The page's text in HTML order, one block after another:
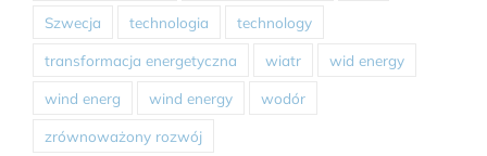
Szwecja technologia technology
transformacja energetyczna wiatr wid energy
wind energ wind energy wodór
zrównoważony rozwój